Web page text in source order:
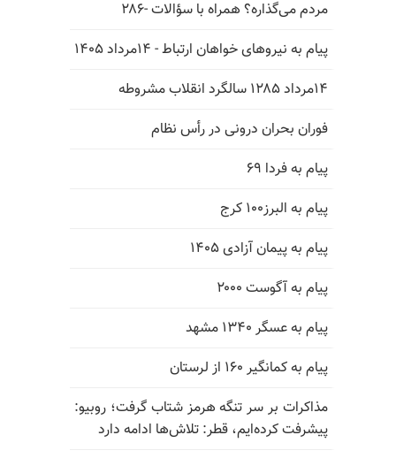
مردم می‌گذاره؟ همراه با سؤالات -۲۸۶
پیام به نیروهای خواهان ارتباط - ۱۴مرداد ۱۴۰۵
۱۴مرداد ۱۲۸۵ سالگرد انقلاب مشروطه
فوران بحران درونی در رأس نظام
پیام به فردا ۶۹
پیام به البرز۱۰۰ کرج
پیام به پیمان آزادی ۱۴۰۵
پیام به آگوست ۲۰۰۰
پیام به عسگر ۱۳۴۰ مشهد
پیام به کمانگیر ۱۶۰ از لرستان
مذاکرات بر سر تنگه هرمز شتاب گرفت؛ روبیو:
پیشرفت کرده‌ایم، قطر: تلاش‌ها ادامه دارد